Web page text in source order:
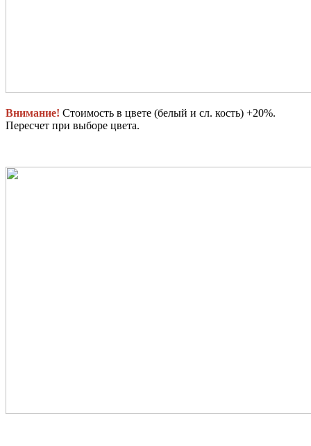
Внимание! Стоимость в цвете (белый и сл. кость) +20%.
Пересчет при выборе цвета.